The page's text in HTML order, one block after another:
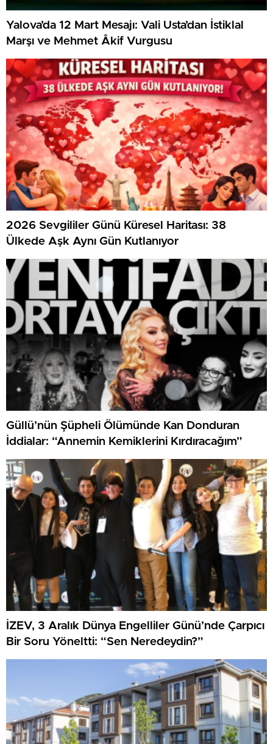
Yalova’da 12 Mart Mesajı: Vali Usta’dan İstiklal
Marşı ve Mehmet Âkif Vurgusu
2026 Sevgililer Günü Küresel Haritası: 38
Ülkede Aşk Aynı Gün Kutlanıyor
Güllü’nün Şüpheli Ölümünde Kan Donduran
İddialar: “Annemin Kemiklerini Kırdıracağım”
İZEV, 3 Aralık Dünya Engelliler Günü’nde Çarpıcı
Bir Soru Yöneltti: “Sen Neredeydin?”